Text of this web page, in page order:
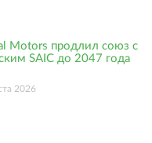
Motors продлил союз с
SAIC до 2047 года
2026